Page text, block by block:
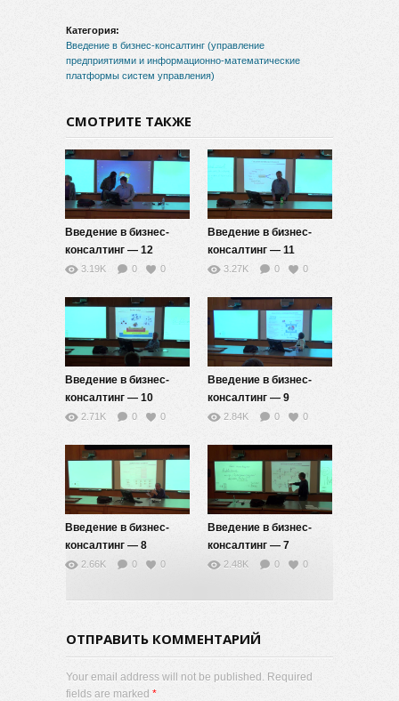
Категория:
Введение в бизнес-консалтинг (управление
предприятиями и информационно-математические
платформы систем управления)
СМОТРИТЕ ТАКЖЕ
Введение в бизнес-
консалтинг — 12
3.19K 0 0
Введение в бизнес-
консалтинг — 11
3.27K 0 0
Введение в бизнес-
консалтинг — 10
2.71K 0 0
Введение в бизнес-
консалтинг — 9
2.84K 0 0
Введение в бизнес-
консалтинг — 8
2.66K 0 0
Введение в бизнес-
консалтинг — 7
2.48K 0 0
ОТПРАВИТЬ КОММЕНТАРИЙ
Your email address will not be published. Required
fields are marked *